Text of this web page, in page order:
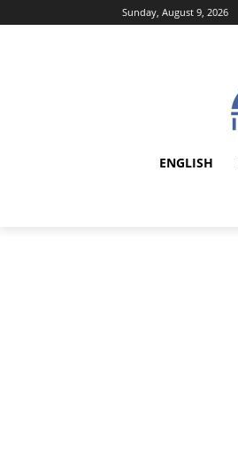
Sunday, August 9, 2026
ENGLISH